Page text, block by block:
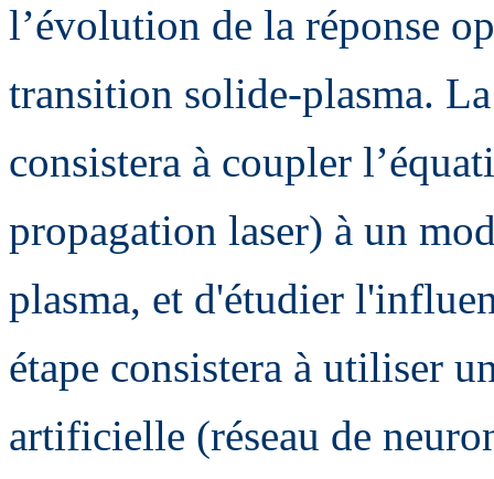
l’évolution de la réponse
transition solide-plasma.
consistera à coupler
propagation laser) à un
plasma, et d'étudier
étape consistera à utiliser
artificielle (réseau de